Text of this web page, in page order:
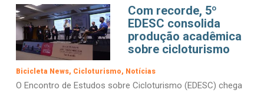
Com recorde, 5º
EDESC consolida
produção acadêmica
sobre cicloturismo
Bicicleta News Cicloturismo Notícias
O Encontro de Estudos sobre Cicloturismo (EDESC) chega